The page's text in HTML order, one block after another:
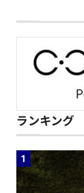
ランキング
1